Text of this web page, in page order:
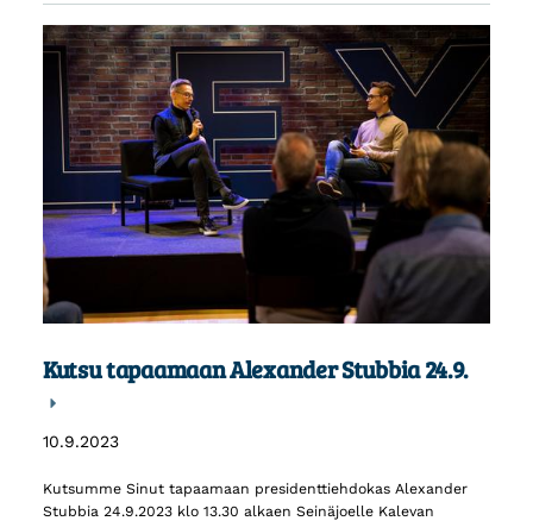
Kutsu tapaamaan Alexander Stubbia 24.9.
10.9.2023
⁠⁠⁠⁠⁠⁠⁠Kutsumme Sinut tapaamaan presidenttiehdokas Alexander
Stubbia 24.9.2023 klo 13.30 alkaen Seinäjoelle Kalevan